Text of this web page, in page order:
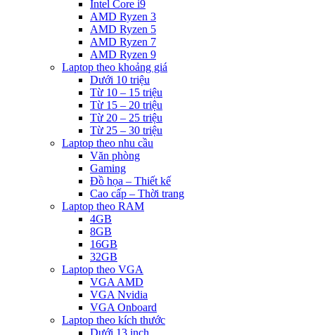
Intel Core i9
AMD Ryzen 3
AMD Ryzen 5
AMD Ryzen 7
AMD Ryzen 9
Laptop theo khoảng giá
Dưới 10 triệu
Từ 10 – 15 triệu
Từ 15 – 20 triệu
Từ 20 – 25 triệu
Từ 25 – 30 triệu
Laptop theo nhu cầu
Văn phòng
Gaming
Đồ họa – Thiết kế
Cao cấp – Thời trang
Laptop theo RAM
4GB
8GB
16GB
32GB
Laptop theo VGA
VGA AMD
VGA Nvidia
VGA Onboard
Laptop theo kích thước